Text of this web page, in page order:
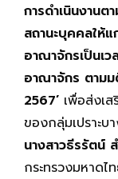
การดำเนินงาน
สถานะบุคคลให้
อาณาจักรเป็นเว
อาณาจักร ตาม
2567’ เพื่อส่งเ
ของกลุ่มเปราะบ
นางสาวธีรรัตน์
กระทรวงมหาดไ